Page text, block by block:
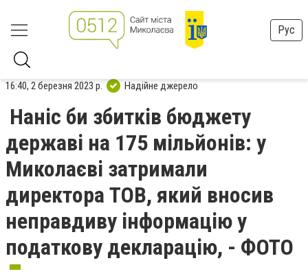
Рус
16:40, 2 березня 2023 р. Надійне джерело
Наніс би збитків бюджету
державі на 175 мільйонів: у
Миколаєві затримали
директора ТОВ, який вносив
неправдиву інформацію у
податкову декларацію, - ФОТО